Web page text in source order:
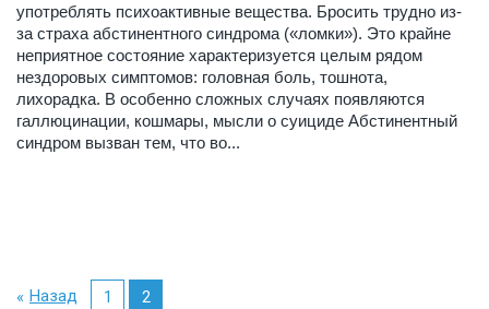
употреблять психоактивные вещества. Бросить трудно из-
за страха абстинентного синдрома («ломки»). Это крайне
неприятное состояние характеризуется целым рядом
нездоровых симптомов: головная боль, тошнота,
лихорадка. В особенно сложных случаях появляются
галлюцинации, кошмары, мысли о суициде Абстинентный
синдром вызван тем, что во...
Назад 1 2